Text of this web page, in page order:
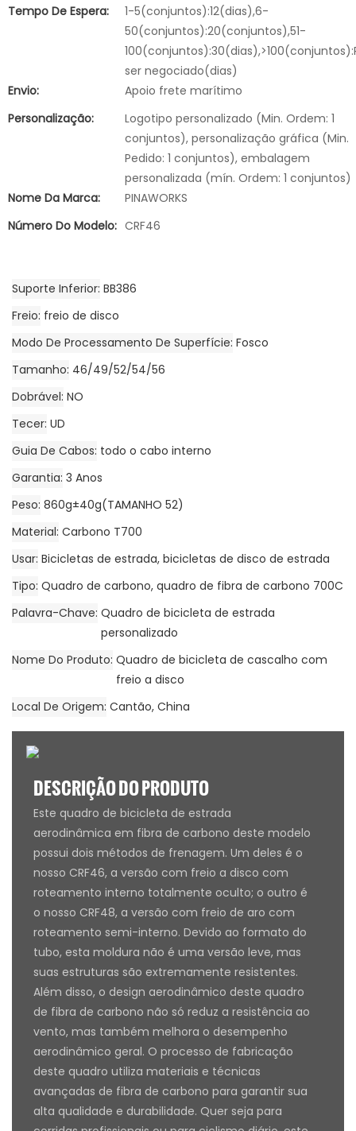
Tempo De Espera:
1-5(conjuntos):12(dias),6-
50(conjuntos):20(conjuntos),51-
ser negociado(dias)
Envio:
Apoio frete marítimo
Personalização:
Logotipo personalizado (Min. Ordem: 1
conjuntos), personalização gráfica (Min.
Pedido: 1 conjuntos), embalagem
personalizada (mín. Ordem: 1 conjuntos)
Nome Da Marca:
PINAWORKS
Número Do Modelo: CRF46
Suporte Inferior BB386
Freio freio de disco
Modo De Processamento De Superfície Fosco
Tamanho 46/49/52/54/56
Dobrável NO
Tecer UD
Guia De Cabos todo o cabo interno
Garantia 3 Anos
Peso 860g±40g(TAMANHO 52)
Material Carbono T700
Usar Bicicletas de estrada, bicicletas de disco de estrada
Tipo Quadro de carbono, quadro de fibra de carbono 700C
Palavra-Chave Quadro de bicicleta de estrada
personalizado
Nome Do Produto Quadro de bicicleta de cascalho com
freio a disco
Local De Origem Cantão, China
DESCRIÇÃO DO PRODUTO
Este quadro de bicicleta de estrada
aerodinâmica em fibra de carbono deste modelo
possui dois métodos de frenagem. Um deles é o
nosso CRF46, a versão com freio a disco com
roteamento interno totalmente oculto; o outro é
o nosso CRF48, a versão com freio de aro com
roteamento semi-interno. Devido ao formato do
tubo, esta moldura não é uma versão leve, mas
suas estruturas são extremamente resistentes.
Além disso, o design aerodinâmico deste quadro
de fibra de carbono não só reduz a resistência ao
vento, mas também melhora o desempenho
aerodinâmico geral. O processo de fabricação
deste quadro utiliza materiais e técnicas
avançadas de fibra de carbono para garantir sua
alta qualidade e durabilidade. Quer seja para